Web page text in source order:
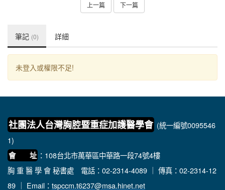
上一篇 下一篇
筆記 (0) 詳細
未登入或權限不足!
社團法人台灣胸腔暨重症加護醫學會 (統一編號0095546
1)
會 址 ：108台北市萬華區中華路一段74號4樓
胸 重 醫 學 會 秘書處 電話：02-2314-4089 ｜ 傳真：02-2314-12
89 ｜ Email： tspccm.t6237@msa.hinet.net